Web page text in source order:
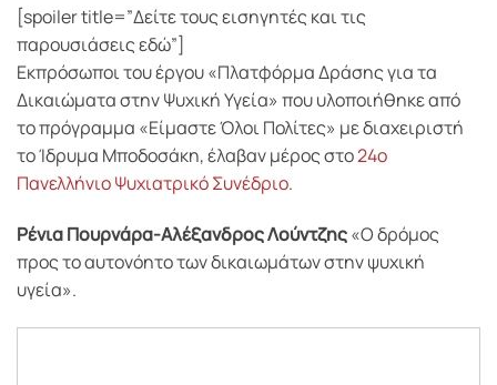
[spoiler title=”Δείτε τους εισηγητές και τις
παρουσιάσεις εδώ”]
Εκπρόσωποι του έργου «Πλατφόρμα Δράσης για τα
Δικαιώματα στην Ψυχική Υγεία» που υλοποιήθηκε από
το πρόγραμμα «Είμαστε Όλοι Πολίτες» με διαχειριστή
το Ίδρυμα Μποδοσάκη, έλαβαν μέρος στο24ο
Πανελλήνιο Ψυχιατρικό Συνέδριο.
Ρένια Πουρνάρα-Αλέξανδρος Λούντζης«Ο δρόμος
προς το αυτονόητο των δικαιωμάτων στην ψυχική
υγεία».